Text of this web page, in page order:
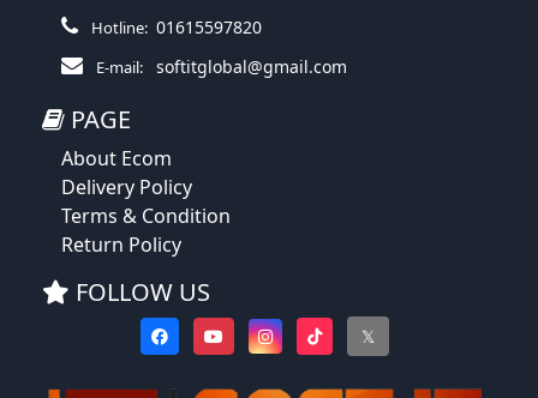
Hotline: 01615597820
E-mail: softitglobal@gmail.com
PAGE
About Ecom
Delivery Policy
Terms & Condition
Return Policy
FOLLOW US
𝕏